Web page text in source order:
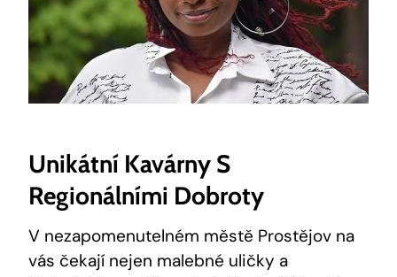
Unikátní Kavárny S
Regionálními Dobroty
V nezapomenutelném městě Prostějov na
vás čekají nejen malebné uličky a